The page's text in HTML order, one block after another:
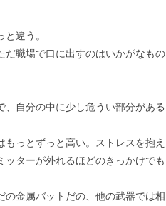
違う。
だ職場で口に出すのはいかがなもの
自分の中に少し危うい部分がある
っとずっと高い。ストレスを抱え
ターが外れるほどのきっかけでも
金属バットだの、他の武器では相